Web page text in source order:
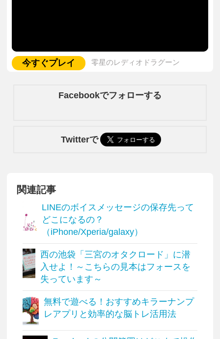
今すぐプレイ 零星のレディオドラグーン
Facebookでフォローする
Twitterで
関連記事
LINEのボイスメッセージの保存先って
どこになるの？
（iPhone/Xperia/galaxy）
西の池袋「三宮のオタクロード」に潜
入せよ！～こちらの見本はフォースを
失っています～
無料で遊べる！おすすめキラーナンプ
レアプリと効率的な脳トレ活用法